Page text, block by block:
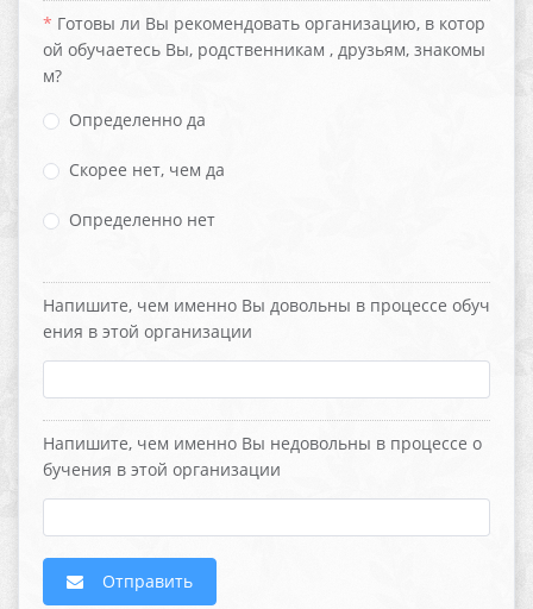
Готовы ли Вы рекомендовать организацию, в котор
ой обучаетесь Вы, родственникам , друзьям, знакомы
м?
Определенно да
Скорее нет, чем да
Определенно нет
Напишите, чем именно Вы довольны в процессе обуч
ения в этой организации
Напишите, чем именно Вы недовольны в процессе о
бучения в этой организации
Отправить